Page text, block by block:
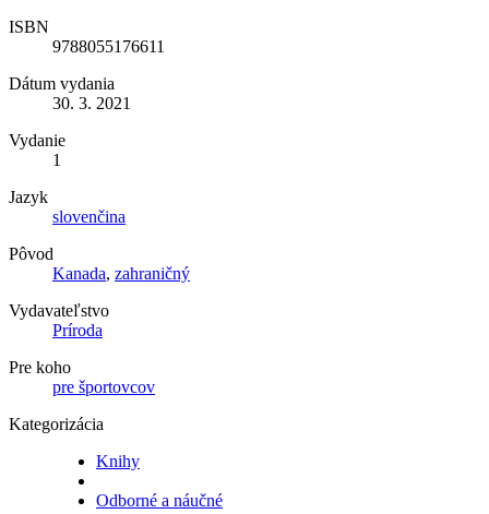
ISBN
9788055176611
Dátum vydania
30. 3. 2021
Vydanie
1
Jazyk
slovenčina
Pôvod
Kanada, zahraničný
Vydavateľstvo
Príroda
Pre koho
pre športovcov
Kategorizácia
Knihy
Odborné a náučné